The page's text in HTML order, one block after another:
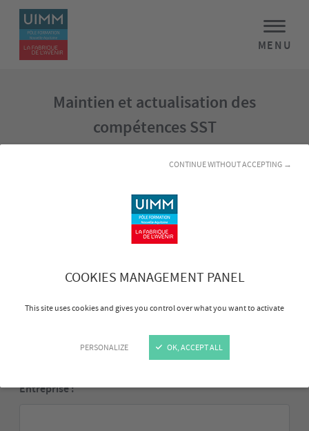
COOKIES MANAGEMENT PANEL
This site uses cookies and gives you control over what you want to activate
PERSONALIZE
CONTINUE WITHOUT ACCEPTING →
OK, ACCEPT ALL
MENU
Maintien et actualisation des
compétences SST
Maintien et actualisation des compétences SST
Entreprise :